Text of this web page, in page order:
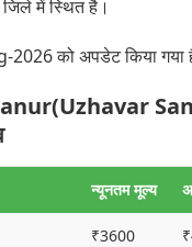
में स्थित है।
2026 को अपडेट किया गया
न्यूनतम मूल्य
₹3600